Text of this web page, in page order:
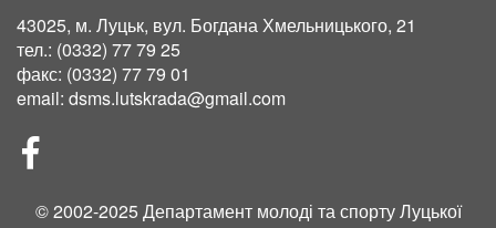
43025, м. Луцьк, вул. Богдана Хмельницького, 21
тел.: (0332) 77 79 25
факс: (0332) 77 79 01
email: dsms.lutskrada@gmail.com
СОЦІЛЬНІ
МЕРЕЖІ
© 2002-2025 Департамент молоді та спорту Луцької